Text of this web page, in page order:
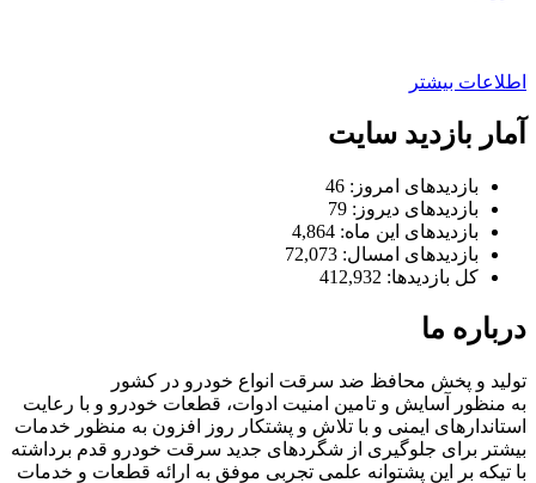
اطلاعات بیشتر
آمار بازدید سایت
بازدیدهای امروز: 46
بازدیدهای دیروز: 79
بازدیدهای این ماه: 4,864
بازدیدهای امسال: 72,073
کل بازدیدها: 412,932
درباره ما
تولید و پخش محافظ ضد سرقت انواع خودرو در کشور
به منظور آسایش و تامین امنیت ادوات، قطعات خودرو و با رعایت
استاندارهای ایمنی و با تلاش و پشتکار روز افزون به منظور خدمات
بیشتر برای جلوگیری از شگردهای جدید سرقت خودرو قدم برداشته
با تیکه بر این پشتوانه علمی تجربی موفق به ارائه قطعات و خدمات